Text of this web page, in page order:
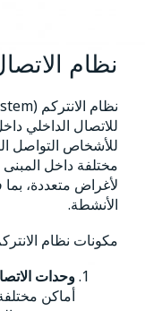
نظام
للاتصال الداخلي
للأشخاص التواصل
مختلفة داخل
لأغراض متعددة،
الأنشطة.
مكونات نظام
وحدات
أماكن